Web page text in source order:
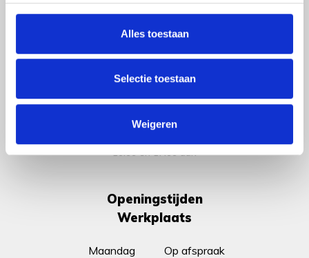
Alles toestaan
Selectie toestaan
Weigeren
Woensdag
Donderdag
Vrijdag
Zaterdag
Zondag
08:30 - 17:30
08:30 - 17:30
08:30 - 17:30
09:30 - 17:00
Gesloten
10:00 en 17:00 uur.
Openingstijden
Werkplaats
Maandag
Op afspraak